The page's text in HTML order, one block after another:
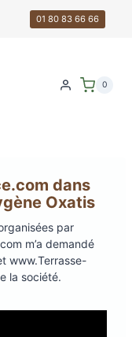
01 80 83 66 66
0
dans
Oxatis
par
m’a demandé
www.Terrasse-
la société.